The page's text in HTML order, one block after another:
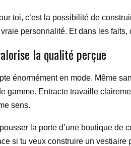
toi, c’est la possibilité de
personnalité. Et dans les faits,
la qualité perçue
énormément en mode. Même
gamme. Entracte travaille
sens.
la porte d’une boutique de
si tu veux construire un vestiaire